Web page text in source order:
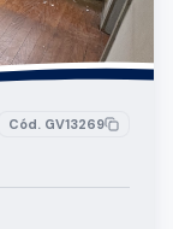
Cód. GV13269